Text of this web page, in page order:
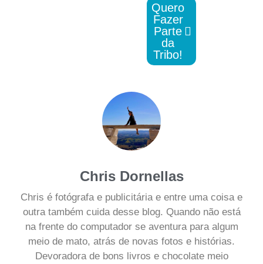
Quero
Fazer
Parte
da
Tribo!
Chris Dornellas
Chris é fotógrafa e publicitária e entre uma coisa e
outra também cuida desse blog. Quando não está
na frente do computador se aventura para algum
meio de mato, atrás de novas fotos e histórias.
Devoradora de bons livros e chocolate meio